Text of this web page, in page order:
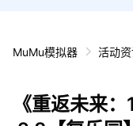
MuMu模拟器 活动
《重返未来